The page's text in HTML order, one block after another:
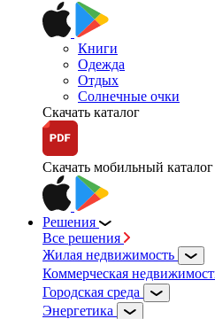
Книги
Одежда
Отдых
Солнечные очки
Скачать каталог
Скачать мобильный каталог
Решения
Все решения
Жилая недвижимость
Коммерческая
Городская среда
Энергетика